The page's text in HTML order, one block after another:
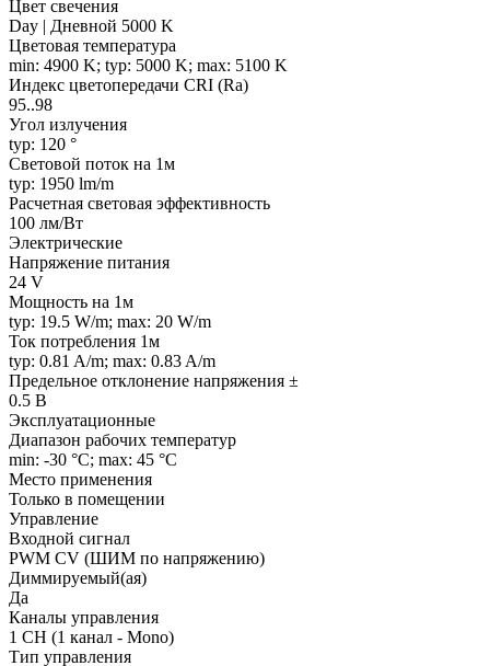
Цвет свечения
Day | Дневной 5000 K
Цветовая температура
min: 4900 K; typ: 5000 K; max: 5100 K
Индекс цветопередачи CRI (Ra)
95..98
Угол излучения
typ: 120 °
Световой поток на 1м
typ: 1950 lm/m
Расчетная световая эффективность
100 лм/Вт
Электрические
Напряжение питания
24 V
Мощность на 1м
typ: 19.5 W/m; max: 20 W/m
Ток потребления 1м
typ: 0.81 A/m; max: 0.83 A/m
Предельное отклонение напряжения ±
0.5 В
Эксплуатационные
Диапазон рабочих температур
min: -30 °C; max: 45 °C
Место применения
Только в помещении
Управление
Входной сигнал
PWM СV (ШИМ по напряжению)
Диммируемый(ая)
Да
Каналы управления
1 CH (1 канал - Mono)
Тип управления